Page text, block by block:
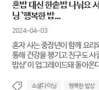
혼밥 대신 한솥밥 나눠요
닝 `행복한 밥...
2024-04-03
혼자 사는 중장년이 함께 요
통해 건강을 챙기고 친구도 사
밥상’이 업그레이드돼 돌아온
소셜다이닝 행복한 밥상